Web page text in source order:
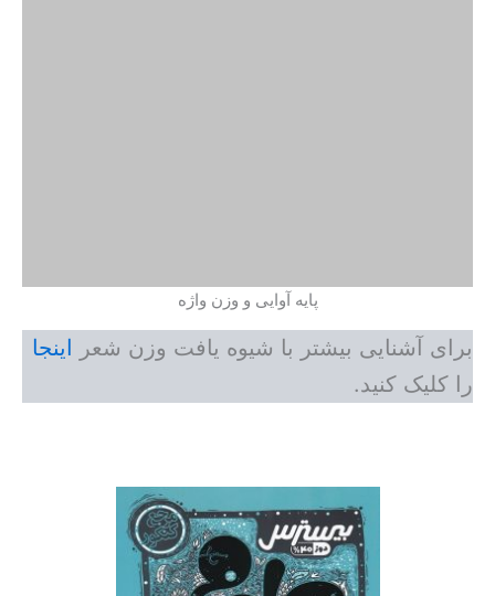
پایه آوایی و وزن واژه
برای آشنایی بیشتر با شیوه یافت وزن شعر اینجا
را کلیک کنید.